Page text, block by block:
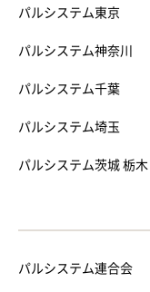
パルシステム東京
パルシステム神奈川
パルシステム千葉
パルシステム埼玉
パルシステム茨城 栃木
パルシステム連合会